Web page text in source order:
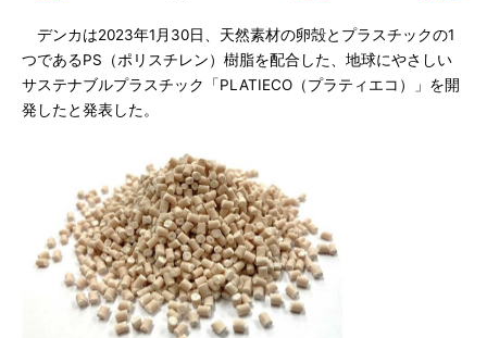
デンカは2023年1月30日、天然素材の卵殻とプラスチックの1
つであるPS（ポリスチレン）樹脂を配合した、地球にやさしい
サステナブルプラスチック「PLATIECO（プラティエコ）」を開
発したと発表した。